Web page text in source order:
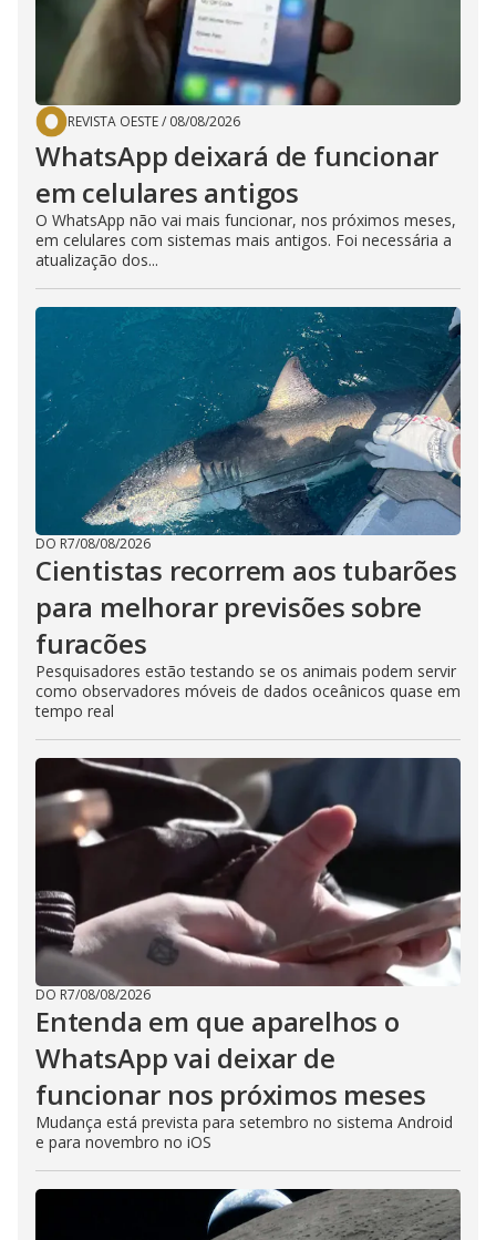
REVISTA OESTE/ 08/08/2026
WhatsApp deixará de funcionar
em celulares antigos
O WhatsApp não vai mais funcionar, nos próximos meses,
em celulares com sistemas mais antigos. Foi necessária a
atualização dos...
DO R7/08/08/2026
Cientistas recorrem aos tubarões
para melhorar previsões sobre
furacões
Pesquisadores estão testando se os animais podem servir
como observadores móveis de dados oceânicos quase em
tempo real
DO R7/08/08/2026
Entenda em que aparelhos o
WhatsApp vai deixar de
funcionar nos próximos meses
Mudança está prevista para setembro no sistema Android
e para novembro no iOS